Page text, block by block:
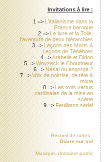
Invitations à lire :
1 => L'italianisme dans la
France baroque
2 => Le livre et la Toile,
l'aventure de deux hiérarchies
3 => Leçons des Morts &
Leçons de Ténèbres
4 =>Arabelle et Didon
5 =>Woyzeck le Chourineur
6 => Nasal ou engorgé ?
7 =>Voix de poitrine, de tête &
mixte
8 => Les trois vertus
cardinales de la mise en
scène
9 => Feuilleton sériel
Recueil de notes :
Diaire sur sol
Musique, domaine public